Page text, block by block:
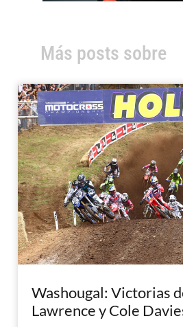
Más posts sobre
Washougal: Victorias
Lawrence y Cole